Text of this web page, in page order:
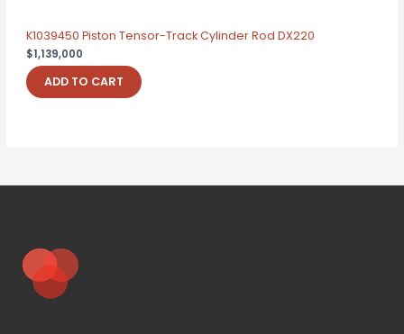
K1039450 Piston Tensor-Track Cylinder Rod DX220
$1,139,000
ADD TO CART